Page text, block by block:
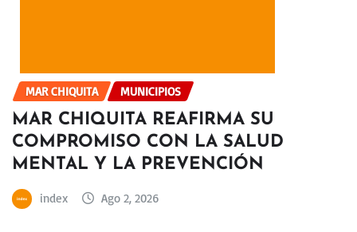
MAR CHIQUITA MUNICIPIOS
MAR CHIQUITA REAFIRMA SU
COMPROMISO CON LA SALUD
MENTAL Y LA PREVENCIÓN
index Ago 2, 2026